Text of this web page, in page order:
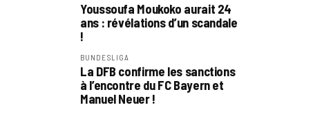
Youssoufa Moukoko aurait 24
ans : révélations d’un scandale
!
BUNDESLIGA
La DFB confirme les sanctions
à l’encontre du FC Bayern et
Manuel Neuer !